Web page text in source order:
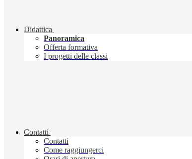
Didattica
Panoramica
Offerta formativa
I progetti delle classi
Contatti
Contatti
Come raggiungerci